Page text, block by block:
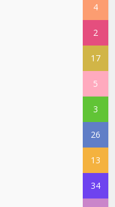
4
2
17
5
3
26
13
34